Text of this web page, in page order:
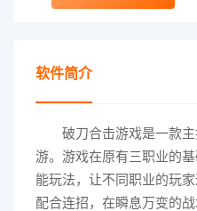
软件简介
破刀合击游戏是一款
游。游戏在原有三职业的
能玩法，让不同职业的玩
配合连招，在瞬息万变的